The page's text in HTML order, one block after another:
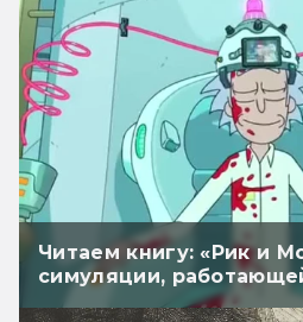
Читаем книгу: «Рик и
симуляции,